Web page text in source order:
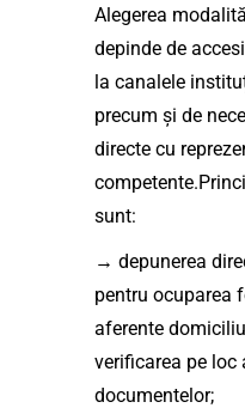
Alegerea
depinde de
la canalele
precum și de
directe cu
sunt:
→ depunerea
pentru ocuparea
aferente
verificarea pe
documentelor;